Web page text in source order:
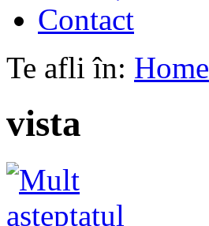
Contact
Te afli în: Home
vista